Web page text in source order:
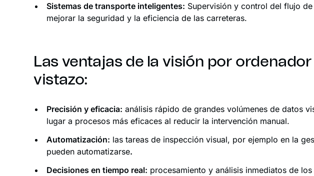
Sistemas de transporte inteligentes: Supervisión y control del flujo
mejorar la seguridad y la eficiencia de las carreteras.
Las ventajas de la visión por
vistazo:
Precisión y eficacia: análisis rápido de grandes volúmenes de datos
lugar a procesos más eficaces al reducir la intervención manual.
Automatización: las tareas de inspección visual, por ejemplo en la
pueden automatizarse.
Decisiones en tiempo real: procesamiento y análisis inmediatos de